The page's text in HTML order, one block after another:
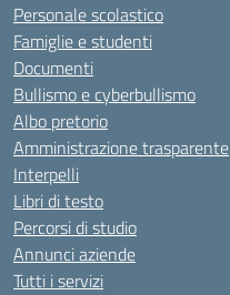
Personale scolastico
Famiglie e studenti
Documenti
Bullismo e cyberbullismo
Albo pretorio
Amministrazione trasparente
Interpelli
Libri di testo
Percorsi di studio
Annunci aziende
Tutti i servizi